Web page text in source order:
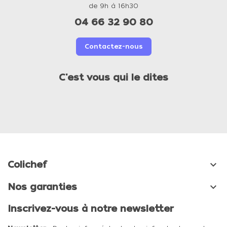
de 9h à 16h30
04 66 32 90 80
Contactez-nous
C'est vous qui le dites
Colichef 
Nos garanties 
Inscrivez-vous à notre newsletter